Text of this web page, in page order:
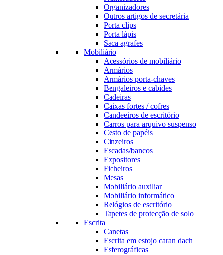
Organizadores
Outros artigos de secretária
Porta clips
Porta lápis
Saca agrafes
Mobiliário
Acessórios de mobiliário
Armários
Armários porta-chaves
Bengaleiros e cabides
Cadeiras
Caixas fortes / cofres
Candeeiros de escritório
Carros para arquivo suspenso
Cesto de papéis
Cinzeiros
Escadas/bancos
Expositores
Ficheiros
Mesas
Mobiliário auxiliar
Mobiliário informático
Relógios de escritório
Tapetes de protecção de solo
Escrita
Canetas
Escrita em estojo caran dach
Esferográficas